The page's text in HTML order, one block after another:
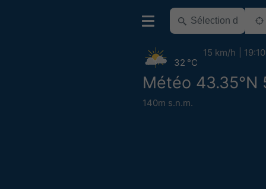
Météo 43.35°N
140m s.n.m.
32 °C
15 km/h 19:10